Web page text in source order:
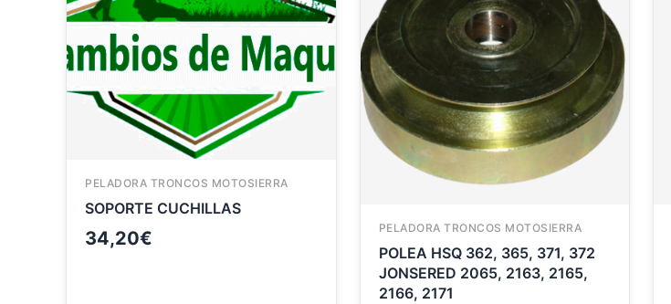
PELADORA TRONCOS MOTOSIERRA
SOPORTE CUCHILLAS
34,20€ PELADORA TRONCOS MOTOSIERRA
POLEA HSQ 362, 365, 371, 372
JONSERED 2065, 2163, 2165,
2166, 2171